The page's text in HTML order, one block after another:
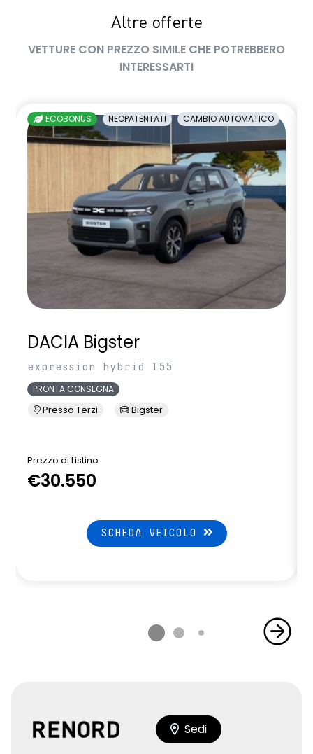
Sistema avanzato di rilevamento stato di vigilanza del
conducente con telecamera
Sistema di controllo della pressione pneumatici
Volante regolabile in altezza e profondita'
Volante soft feel con comandi per ISA
Altre offerte
VETTURE CON PREZZO SIMILE CHE POTREBBERO
INTERESSARTI
ECOBONUS NEOPATENTATI CAMBIO AUTOMATICO
DACIA Bigster
expression hybrid 155
PRONTA CONSEGNA
Presso Terzi Bigster
Prezzo di Listino
€30.550
SCHEDA VEICOLO
Sedi